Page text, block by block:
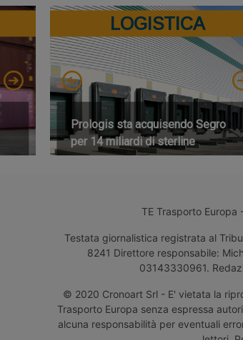
LOGISTICA
Prologis sta acquisendo Segro
per 14 miliardi di sterline
TE Trasporto Europa
Testata giornalistica registrata al
8241 Direttore responsabile:
03143330961.
© 2020 Cronoart Srl - E' vietata la
Trasporto Europa senza espressa
alcuna responsabilità per eventuali